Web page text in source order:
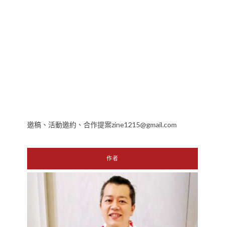
邀稿、活動邀約、合作提案zine1215@gmail.com
作者